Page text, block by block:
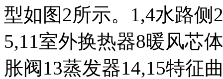
型如图2所示。1,4水路侧
5,11室外换热器8暖风芯
胀阀13蒸发器14,15特征